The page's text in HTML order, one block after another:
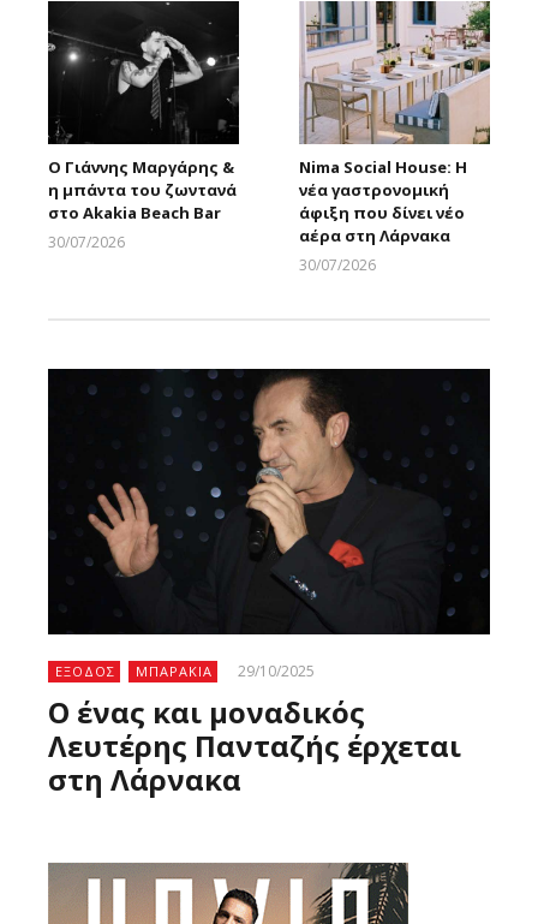
Ο Γιάννης Μαργάρης &
η μπάντα του ζωντανά
στο Akakia Beach Bar
30/07/2026
Nima Social House: Η
νέα γαστρονομική
άφιξη που δίνει νέο
αέρα στη Λάρνακα
30/07/2026
ΕΞΟΔΟΣ ΜΠΑΡΑΚΙΑ 29/10/2025
Ο ένας και μοναδικός
Λευτέρης Πανταζής έρχεται
στη Λάρνακα